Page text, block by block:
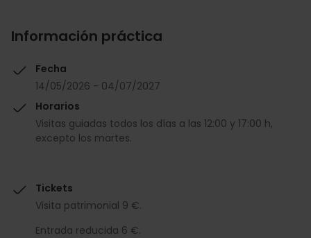
Información práctica
Fecha
14/05/2026 - 04/07/2027
Horarios
Visitas guiadas todos los días a las 12:00 y 17:00 h,
excepto los martes.
Tickets
Visita patrimonial 9 €.
Entrada reducida 6 €.